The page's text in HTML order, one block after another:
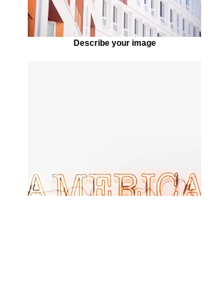
Describe your image